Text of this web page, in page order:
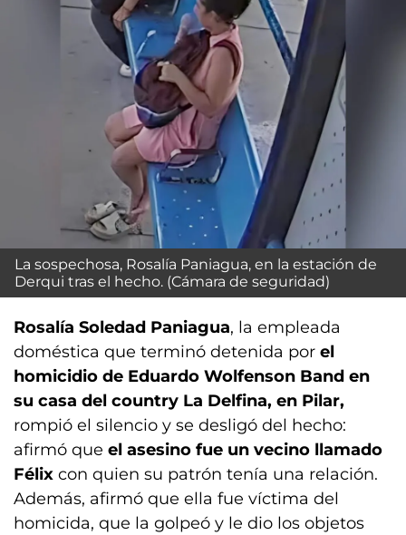
La sospechosa, Rosalía Paniagua, en la estación de
Derqui tras el hecho. (Cámara de seguridad)
Rosalía Soledad Paniagua, la empleada
doméstica que terminó detenida por el
homicidio de Eduardo Wolfenson Band en
su casa del country La Delfina, en Pilar,
rompió el silencio y se desligó del hecho:
afirmó que el asesino fue un vecino llamado
Félix con quien su patrón tenía una relación.
Además, afirmó que ella fue víctima del
homicida, que la golpeó y le dio los objetos